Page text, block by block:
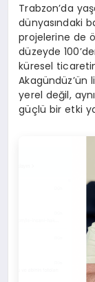
Trabzon’da
dünyasındaki
projelerine de
düzeyde
küresel
Akagündüz’ün
yerel değil,
güçlü bir etki